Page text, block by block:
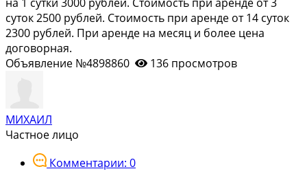
суток 2500 рублей. Стоимость при аренде от 14 суток
2300 рублей. При аренде на месяц и более цена
договорная.
Объявление №4898860
136 просмотров
МИХАИЛ
Частное лицо
Комментарии: 0